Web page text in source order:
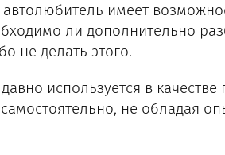
автолюбитель имеет
ли дополнительно
не делать этого.
используется в
не обладая